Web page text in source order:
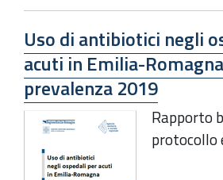
Uso di antibiotici negli
acuti in Emilia-
prevalenza 2019
Rapporto
protocollo